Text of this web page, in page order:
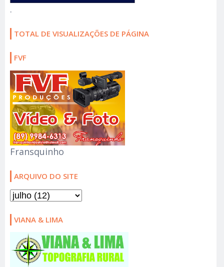
.
TOTAL DE VISUALIZAÇÕES DE PÁGINA
FVF
Fransquinho
ARQUIVO DO SITE
VIANA & LIMA